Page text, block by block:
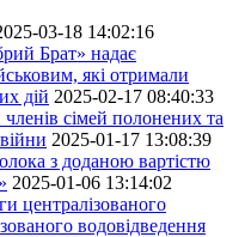
03-18 14:02:16
Брат» надає
які отримали
дій 2025-02-17 08:40:33
сімей полонених та
2025-01-17 13:08:39
з доданою вартістю
2025-01-06 13:14:02
централізованого
водовідведення